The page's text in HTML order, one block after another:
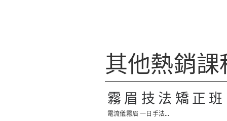
其他熱銷課
霧眉技法矯正班
電流儀霧眉 一日手法...